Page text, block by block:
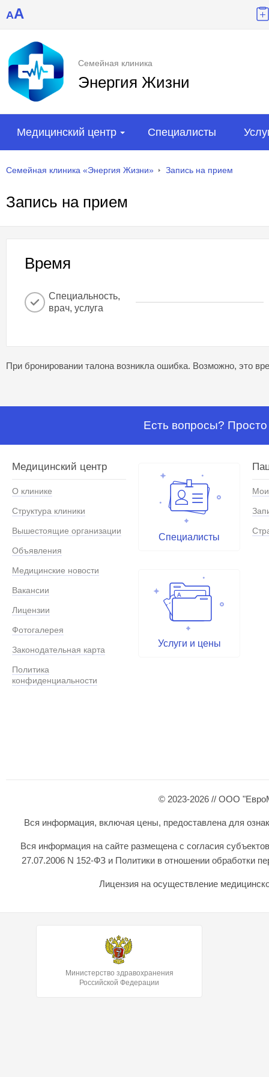
AA
Семейная клиника
Энергия Жизни
Медицинский центр Специалисты
Семейная клиника «Энергия Жизни» Запись на прием
Запись на прием
Время
Специальность,
врач, услуга
При бронировании талона возникла ошибка. Возможно, это
Есть вопросы?
Медицинский центр
О клинике
Структура клиники
Вышестоящие организации
Объявления
Медицинские новости
Вакансии
Лицензии
Фотогалерея
Законодательная карта
Политика
конфиденциальности
Специалисты
Услуги и цены
© 2023-2026 // ООО
Вся информация, включая цены, предоставлена для
Вся информация на сайте размещена с согласия
27.07.2006 N 152-ФЗ и Политики в отношении обработки
Лицензия на осуществление
Министерство здравохранения
Российской Федерации